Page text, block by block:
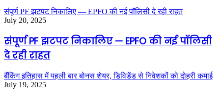
संपूर्ण PF झटपट निकालिए — EPFO की नई पॉलिसी दे रही राहत
July 20, 2025
संपूर्ण PF झटपट निकालिए — EPFO की नई पॉलिसी
दे रही राहत
बैंकिंग इतिहास में पहली बार बोनस शेयर, डिविडेंड से निवेशकों को दोहरी कमाई
July 19, 2025